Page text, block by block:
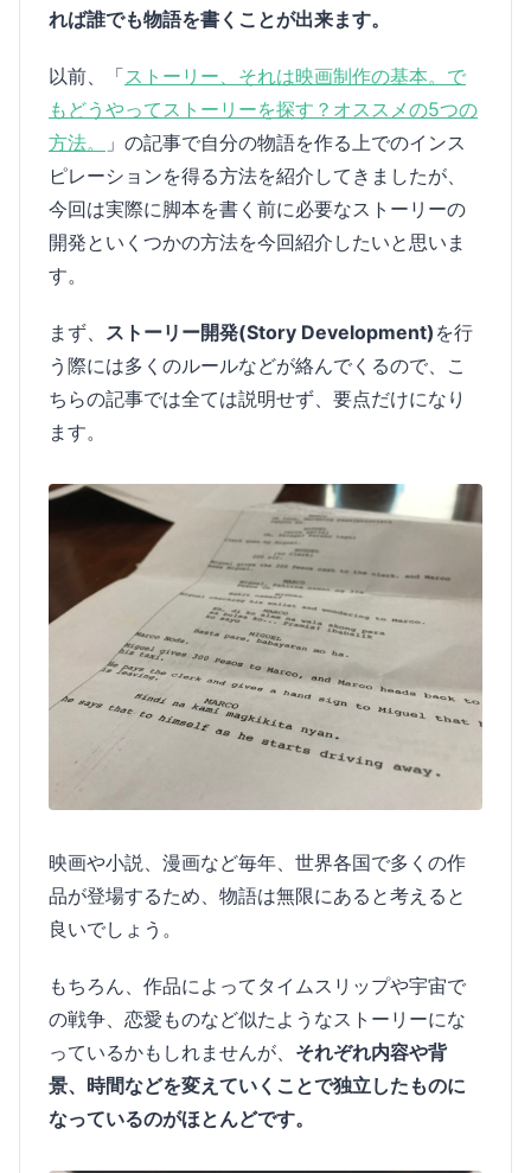
れば誰でも物語を書くことが出来ます。
以前、「ストーリー、それは映画制作の基本。で
もどうやってストーリーを探す？オススメの5つの
方法。
」の記事で自分の物語を作る上でのインス
ピレーションを得る方法を紹介してきましたが、
今回は実際に脚本を書く前に必要なストーリーの
開発といくつかの方法を今回紹介したいと思いま
す。
まず、 ストーリー開発(Story Development) を行
う際には多くのルールなどが絡んでくるので、こ
ちらの記事では全ては説明せず、要点だけになり
ます。
映画や小説、漫画など毎年、世界各国で多くの作
品が登場するため、物語は無限にあると考えると
良いでしょう。
もちろん、作品によってタイムスリップや宇宙で
の戦争、恋愛ものなど似たようなストーリーにな
っているかもしれませんが、 それぞれ内容や背
景、時間などを変えていくことで独立したものに
なっているのがほとんどです。